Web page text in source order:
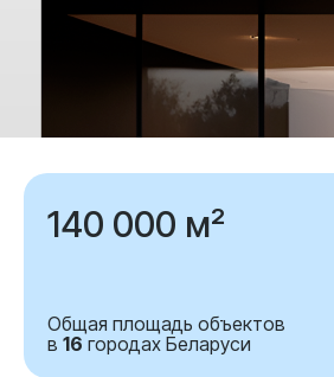
140 000 м²
Общая площадь объектов
в 16 городах Беларуси